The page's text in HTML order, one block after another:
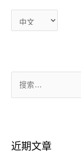
近期文章